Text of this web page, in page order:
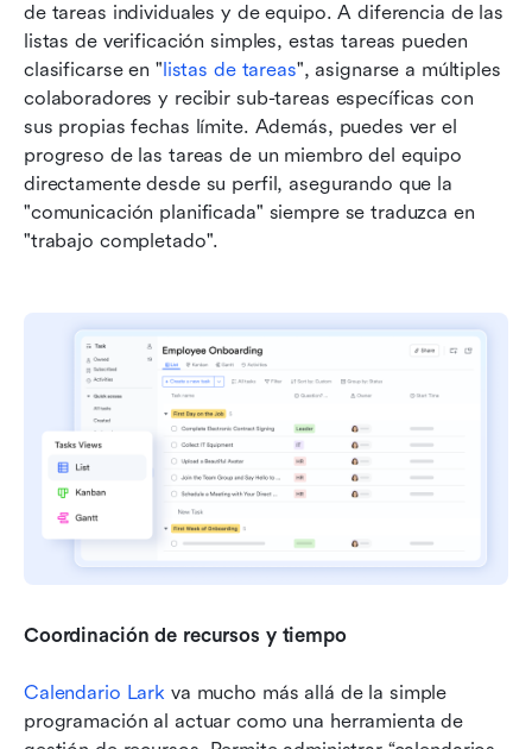
de tareas individuales y de equipo. A diferencia de las
listas de verificación simples, estas tareas pueden
clasificarse en "listas de tareas", asignarse a múltiples
colaboradores y recibir sub-tareas específicas con
sus propias fechas límite. Además, puedes ver el
progreso de las tareas de un miembro del equipo
directamente desde su perfil, asegurando que la
"comunicación planificada" siempre se traduzca en
"trabajo completado".
Coordinación de recursos y tiempo
Calendario Lark va mucho más allá de la simple
programación al actuar como una herramienta de